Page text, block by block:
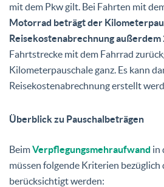
mit dem Pkw gilt. Bei Fahrten mit
Motorrad beträgt der
Reisekostenabrechnung außerdem
Fahrtstrecke mit dem Fahrrad
Kilometerpauschale ganz. Es kann
Reisekostenabrechnung erstellt
Überblick zu Pauschalbeträgen
BeimVerpflegungsmehraufwand in
müssen folgende Kriterien bezüglich
berücksichtigt werden: